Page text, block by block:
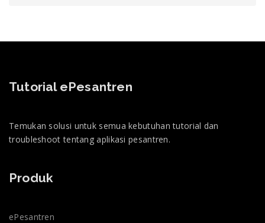
Tutorial ePesantren
Temukan solusi untuk semua kebutuhan tutorial dan
troubleshoot tentang aplikasi pesantren.
Produk
ePesantren